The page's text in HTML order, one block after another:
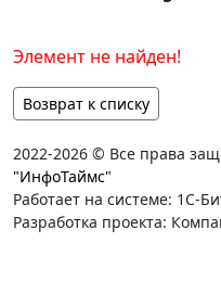
Элемент не найден!
Возврат к списку
2022-2026 © Все права
"ИнфоТаймс"
Работает на системе: 1С-
Разработка проекта: